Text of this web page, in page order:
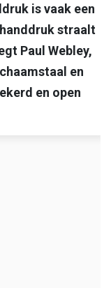
is vaak een
straalt
Paul Webley,
en
en open